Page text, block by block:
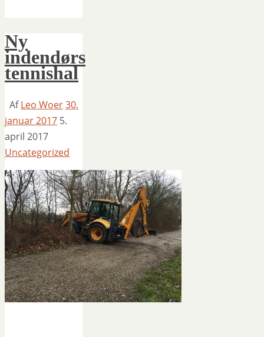
Ny
indendørs
tennishal
AfLeo Woer30.
januar 2017 5.
april 2017
Uncategorized